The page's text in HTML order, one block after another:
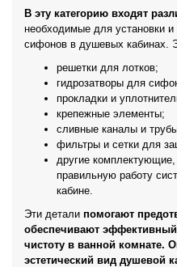
В эту категорию входят
необходимые для установки
сифонов в душевых кабинах.
решетки для лотков;
гидрозатворы для
прокладки и
крепежные элементы;
сливные каналы и
фильтры и сетки для
другие
правильную работу
кабине.
Эти детали помогают
обеспечивают
чистоту в ванной комнате.
эстетический вид душевой